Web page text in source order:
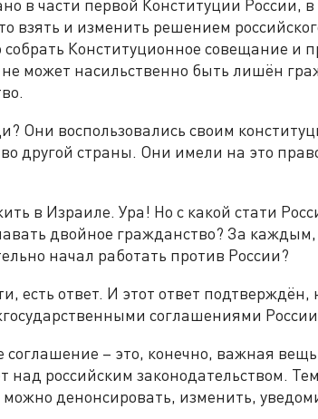
в части первой Конституции России,
взять и изменить решением
Конституционное совещание и
может насильственно быть лишён
Они воспользовались своим
другой страны. Они имели на это
в Израиле. Ура! Но с какой стати
двойное гражданство? За каждым,
начал работать против России?
есть ответ. И этот ответ подтверждён,
соглашениями
соглашение – это, конечно, важная
над российским законодательством.
можно денонсировать, изменить,